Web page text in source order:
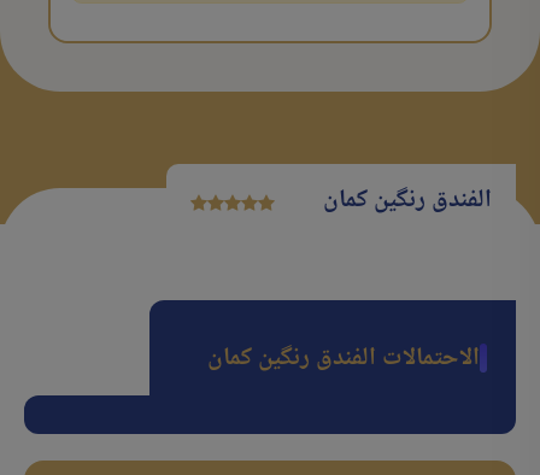
الفندق رنگین کمان
الاحتمالات الفندق رنگین کمان